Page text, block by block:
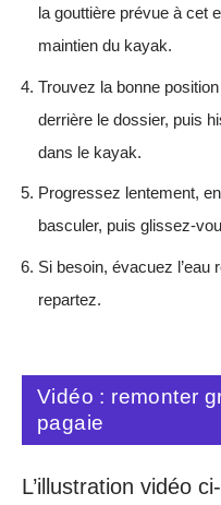
la gouttière prévue à cet
maintien du kayak.
Trouvez la bonne
derrière le dossier, puis
dans le kayak.
Progressez lentement,
basculer, puis glissez-
Si besoin, évacuez l’eau
repartez.
Vidéo : remonter
pagaie
L’illustration vidéo